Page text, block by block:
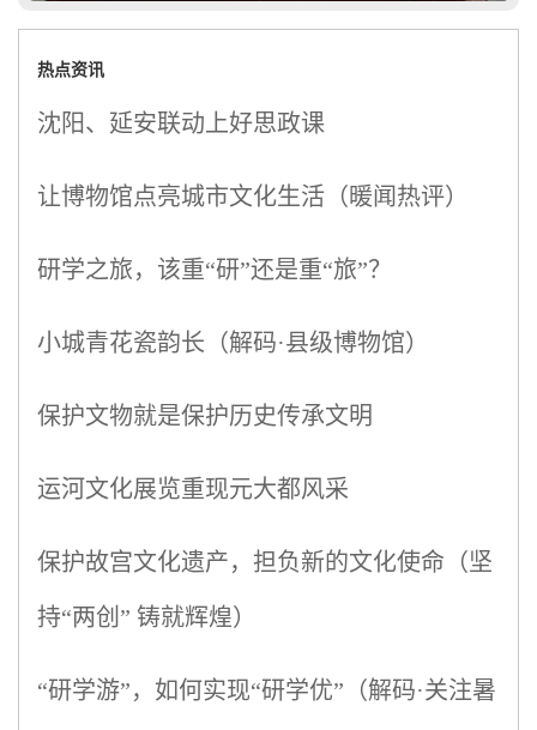
热点资讯
沈阳、延安联动上好思政课
让博物馆点亮城市文化生活（暖闻热评）
研学之旅，该重“研”还是重“旅”？
小城青花瓷韵长（解码·县级博物馆）
保护文物就是保护历史传承文明
运河文化展览重现元大都风采
保护故宫文化遗产，担负新的文化使命（坚
持“两创” 铸就辉煌）
“研学游”，如何实现“研学优”（解码·关注暑